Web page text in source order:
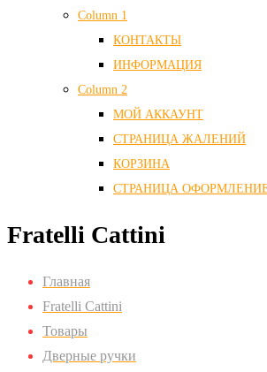
Column 1
КОНТАКТЫ
ИНФОРМАЦИЯ
Column 2
МОЙ АККАУНТ
СТРАНИЦА ЖАЛЕНИЙ
КОРЗИНА
СТРАНИЦА
Fratelli Cattini
Главная
Fratelli Cattini
Товары
Дверные ручки